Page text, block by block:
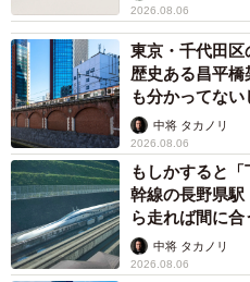
2026.08.06
東京・千代田
歴史ある昌平
も分かってな
して」中将 タカノリ
2026.08.06
もしかすると
幹線の長野県
ら走れば間に
係が反響
中将 タカノリ
2026.08.06